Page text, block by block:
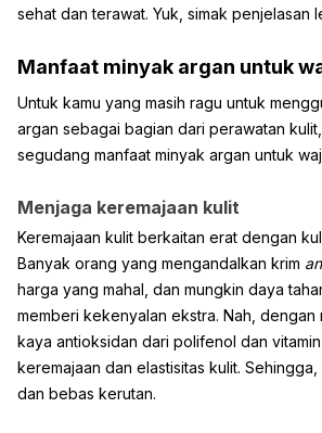
sehat dan terawat. Yuk, simak penjelasan
Manfaat minyak argan untuk
Untuk kamu yang masih ragu untuk
argan sebagai bagian dari perawatan
segudang manfaat minyak argan untuk
Menjaga keremajaan kulit
Keremajaan kulit berkaitan erat dengan
Banyak orang yang mengandalkan krim
harga yang mahal, dan mungkin daya
memberi kekenyalan ekstra. Nah, dengan
kaya antioksidan dari polifenol dan vitamin
keremajaan dan elastisitas kulit.
dan bebas kerutan.